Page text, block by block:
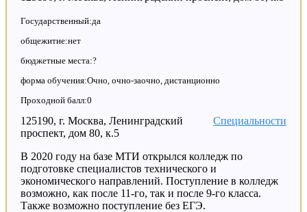
Государственный:да
общежитие:нет
бюджетные места:?
форма обучения:Очно, очно-заочно, дистанционно
Проходной балл:0
Специальности
125190, г. Москва, Ленинградский
проспект, дом 80, к.5
В 2020 году на базе МТИ открылся колледж по
подготовке специалистов технического и
экономического направлений. Поступление в колледж
возможно, как после 11-го, так и после 9-го класса.
Также возможно поступление без ЕГЭ.